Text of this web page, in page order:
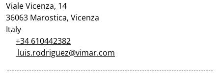
Viale Vicenza, 14
36063 Marostica, Vicenza
Italy
+34 610442382
luis.rodriguez@vimar.com